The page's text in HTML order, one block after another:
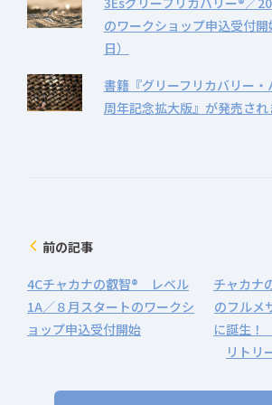
のワークショップ申込受付
日）
書籍『グリーフリカバリー
周年記念拡大版』が発売され
arrow_back_ios 前の記事
4Cチャカナの叡智® レベル
1A／８月スタートのワークシ
ョップ申込受付開始
チャカナ
のフルメ
に誕生！
リトリ